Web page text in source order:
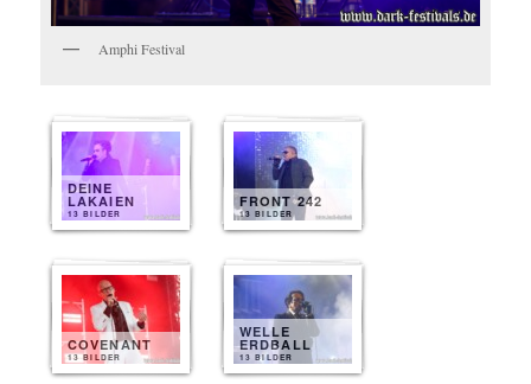
Amphi Festival
DEINE
LAKAIEN
13 BILDER
FRONT 242
13 BILDER
COVENANT
13 BILDER
WELLE
ERDBALL
13 BILDER